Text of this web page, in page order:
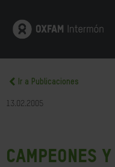
Ir a Publicaciones
13.02.2005
Campeones